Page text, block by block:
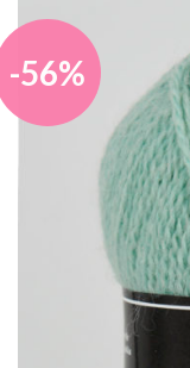
-56%